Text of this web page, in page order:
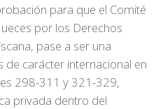
para que el Comité
por los Derechos
pase a ser una
de carácter internacional en
298-311 y 321-329,
privada dentro del